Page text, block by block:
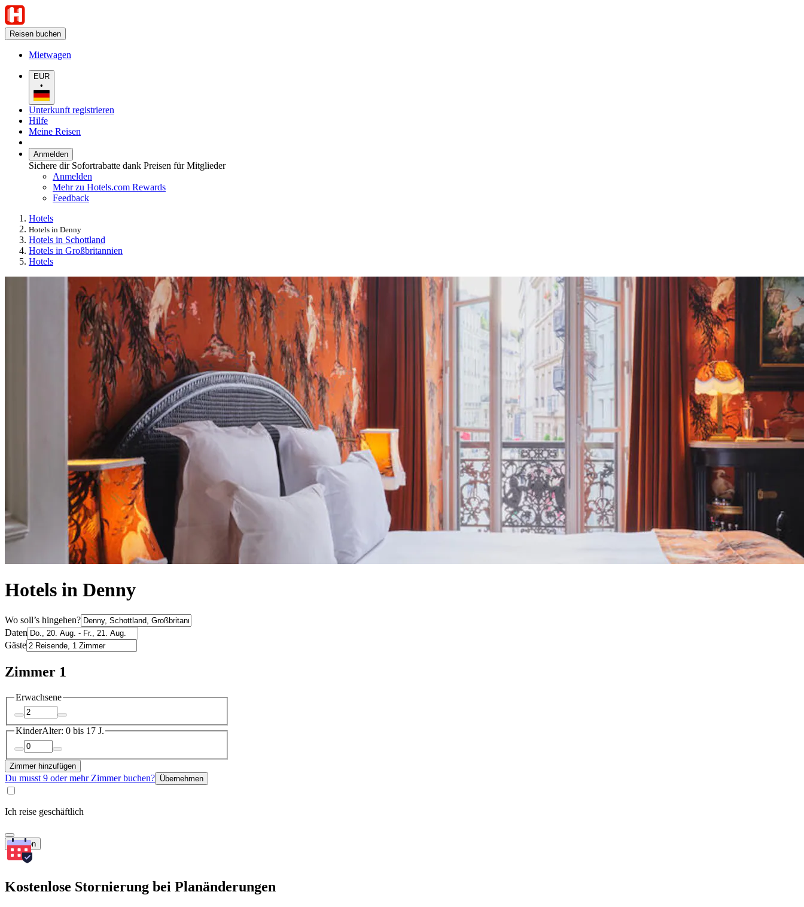
Reisen buchen
Mietwagen
EUR
•
Unterkunft registrieren
Hilfe
Meine Reisen
Anmelden
Sichere dir Sofortrabatte dank Preisen für Mitglieder
Anmelden
Mehr zu Hotels.com Rewards
Feedback
Hotels
Hotels in Denny
Hotels in Schottland
Hotels in Großbritannien
Hotels
Hotels in Denny
Wo soll’s hingehen?
Daten
Gäste
Zimmer 1
Erwachsene
KinderAlter: 0 bis 17 J.
Zimmer hinzufügen
Du musst 9 oder mehr Zimmer buchen? Übernehmen
Ich reise geschäftlich
Suchen
Kostenlose Stornierung bei Planänderungen